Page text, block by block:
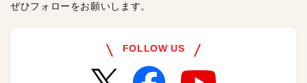
ぜひフォローをお願いします。
FOLLOW US